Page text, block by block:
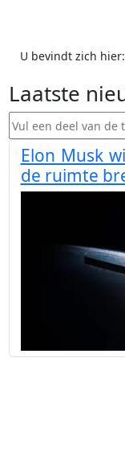
U bevindt zich hier:
Laatste
Vul een deel van de
Elon Musk
de ruimte